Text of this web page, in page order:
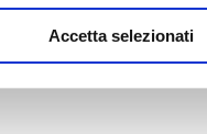
Accetta selezionati